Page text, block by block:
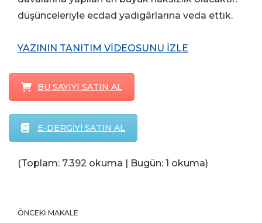
düşünceleriyle ecdad yadigârlarına veda ettik.
YAZININ TANITIM VİDEOSUNU İZLE
BU SAYIYI SATIN AL
E-DERGİYİ SATIN AL
(Toplam: 7.392 okuma | Bugün: 1 okuma)
ÖNCEKI MAKALE